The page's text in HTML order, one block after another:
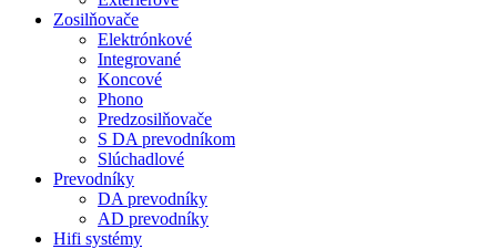
Zosilňovače
Elektrónkové
Integrované
Koncové
Phono
Predzosilňovače
S DA prevodníkom
Slúchadlové
Prevodníky
DA prevodníky
AD prevodníky
Hifi systémy